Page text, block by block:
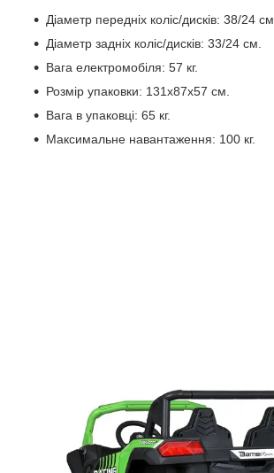
Діаметр передніх коліс/дисків: 38/24 см.
Діаметр задніх коліс/дисків: 33/24 см.
Вага електромобіля: 57 кг.
Розмір упаковки: 131х87х57 см.
Вага в упаковці: 65 кг.
Максимальне навантаження: 100 кг.